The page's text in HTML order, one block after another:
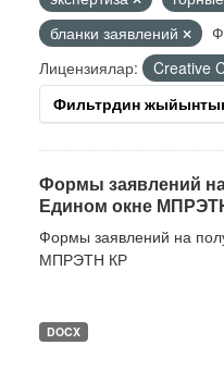
бланки заявлений
Лицензиялар:
Creative
Фильтрдин
Формы заявлений
Едином окне
Формы заявлений на
МПРЭТН КР
DOCX